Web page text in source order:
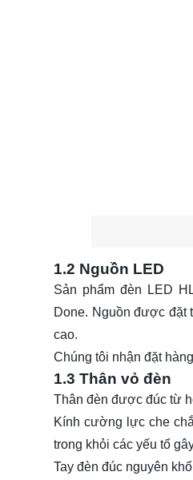
1.2 Nguồn LED
Sản phẩm đèn LED
Done. Nguồn được đặt
cao.
Chúng tôi nhận đặt
1.3 Thân vỏ đèn
Thân đèn được đúc từ
Kính cường lực che
trong khỏi các yếu tố
Tay đèn đúc nguyên